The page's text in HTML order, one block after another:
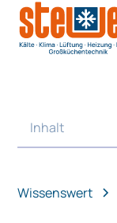
Inhalt
Wissenswert